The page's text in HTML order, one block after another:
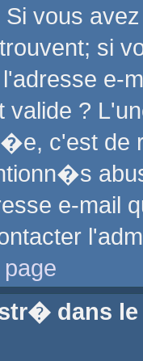
Si vous
si
e-
valide ?
c'est
e-mail
dans